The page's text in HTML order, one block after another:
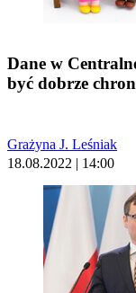
Dane w
być dobrze
Grażyna J. Leśniak
18.08.2022 | 14:00